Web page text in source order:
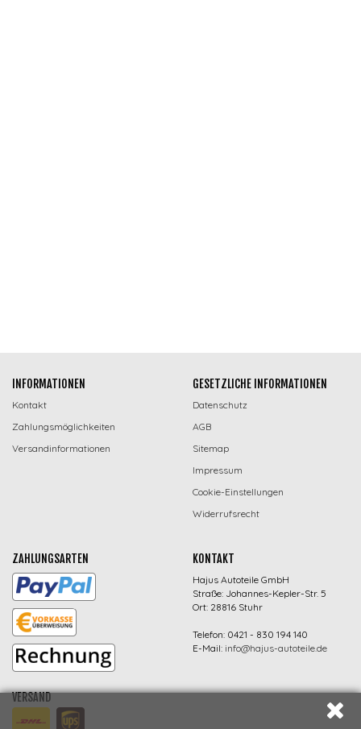
INFORMATIONEN
Kontakt
Zahlungsmöglichkeiten
Versandinformationen
GESETZLICHE INFORMATIONEN
Datenschutz
AGB
Sitemap
Impressum
Cookie-Einstellungen
Widerrufsrecht
ZAHLUNGSARTEN
VERSAND
KONTAKT
Hajus Autoteile GmbH
Straße: Johannes-Kepler-Str. 5
Ort: 28816 Stuhr
Telefon: 0421 - 830 194 140
E-Mail: info@hajus-autoteile.de